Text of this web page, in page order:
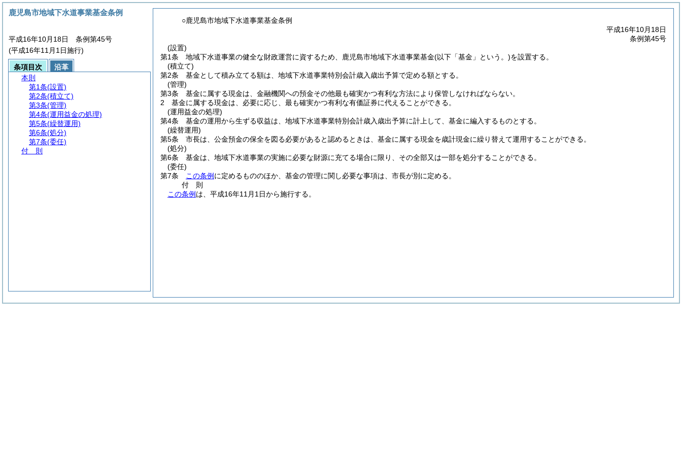
○鹿児島市地域下水道事業基金条例
平成16年10月18日
条例第45号
(設置)
第1条
地域下水道事業の健全な財政運営に資するため、鹿児島市地域下水道事業基金(以下「基金」という。)を設置する。
(積立て)
第2条
基金として積み立てる額は、地域下水道事業特別会計歳入歳出予算で定める額とする。
(管理)
第3条
基金に属する現金は、金融機関への預金その他最も確実かつ有利な方法により保管しなければならない。
2
基金に属する現金は、必要に応じ、最も確実かつ有利な有価証券に代えることができる。
(運用益金の処理)
第4条
基金の運用から生ずる収益は、地域下水道事業特別会計歳入歳出予算に計上して、基金に編入するものとする。
(繰替運用)
第5条
市長は、公金預金の保全を図る必要があると認めるときは、基金に属する現金を歳計現金に繰り替えて運用することができる。
(処分)
第6条
基金は、地域下水道事業の実施に必要な財源に充てる場合に限り、その全部又は一部を処分することができる。
(委任)
第7条
この条例 に定めるもののほか、基金の管理に関し必要な事項は、市長が別に定める。
付 則
この条例 は、平成16年11月1日から施行する。
鹿児島市地域下水道事業基金条例
平成16年10月18日 条例第45号
(平成16年11月1日施行)
条項目次
沿革
本則
第1条(設置)
第2条(積立て)
第3条(管理)
第4条(運用益金の処理)
第5条(繰替運用)
第6条(処分)
第7条(委任)
付 則